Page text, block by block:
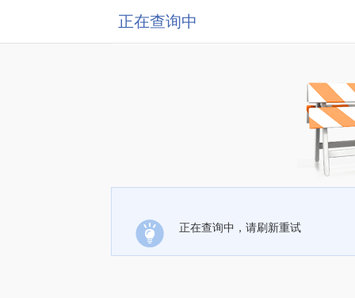
正在查询中
正在查询中，请刷新重试